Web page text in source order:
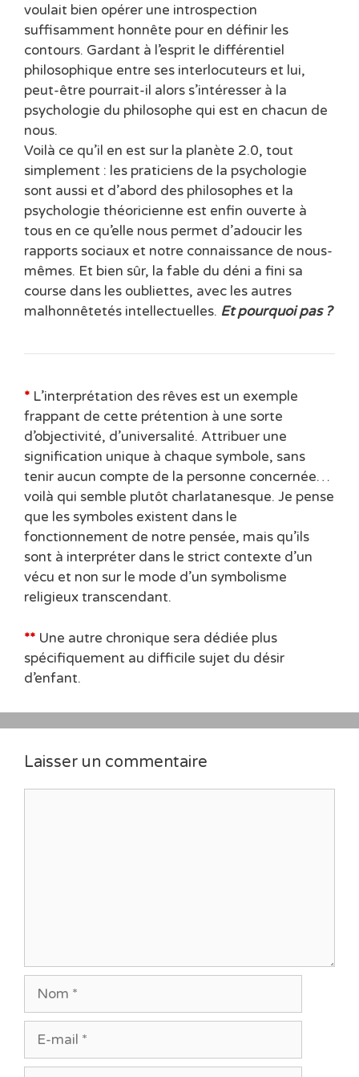
voulait bien opérer une introspection
suffisamment honnête pour en définir les
contours. Gardant à l’esprit le différentiel
philosophique entre ses interlocuteurs et lui,
peut-être pourrait-il alors s’intéresser à la
psychologie du philosophe qui est en chacun de
nous.
Voilà ce qu’il en est sur la planète 2.0, tout
simplement : les praticiens de la psychologie
sont aussi et d’abord des philosophes et la
psychologie théoricienne est enfin ouverte à
tous en ce qu’elle nous permet d’adoucir les
rapports sociaux et notre connaissance de nous-
mêmes. Et bien sûr, la fable du déni a fini sa
course dans les oubliettes, avec les autres
malhonnêtetés intellectuelles. Et pourquoi pas ?
* L’interprétation des rêves est un exemple
frappant de cette prétention à une sorte
d’objectivité, d’universalité. Attribuer une
signification unique à chaque symbole, sans
tenir aucun compte de la personne concernée…
voilà qui semble plutôt charlatanesque. Je pense
que les symboles existent dans le
fonctionnement de notre pensée, mais qu’ils
sont à interpréter dans le strict contexte d’un
vécu et non sur le mode d’un symbolisme
religieux transcendant.
** Une autre chronique sera dédiée plus
spécifiquement au difficile sujet du désir
d’enfant.
Laisser un commentaire
mail